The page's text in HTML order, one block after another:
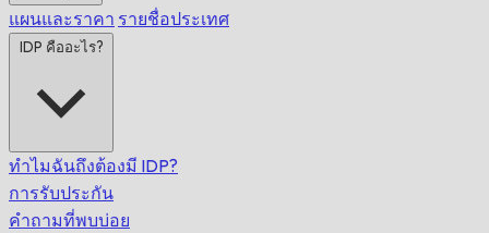
แผนและราคา รายชื่อประเทศ
IDP คืออะไร?
ทำไมฉันถึงต้องมี IDP?
การรับประกัน
คำถามที่พบบ่อย